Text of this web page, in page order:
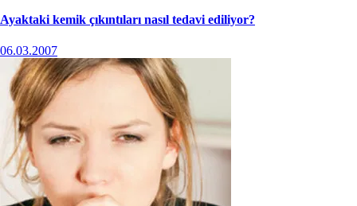
Ayaktaki kemik çıkıntıları nasıl tedavi ediliyor?
06.03.2007